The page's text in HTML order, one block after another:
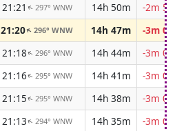
21:21 ↑ 297° WNW 14h 50m
-2m
21:20↑296° WNW 14h 47m
-3m
21:18↑ 296° WNW 14h 44m
-3m
21:16↑ 295° WNW 14h 41m
-3m
21:15↑ 295° WNW 14h 38m
-3m
21:13↑ 294° WNW 14h 35m
-3m